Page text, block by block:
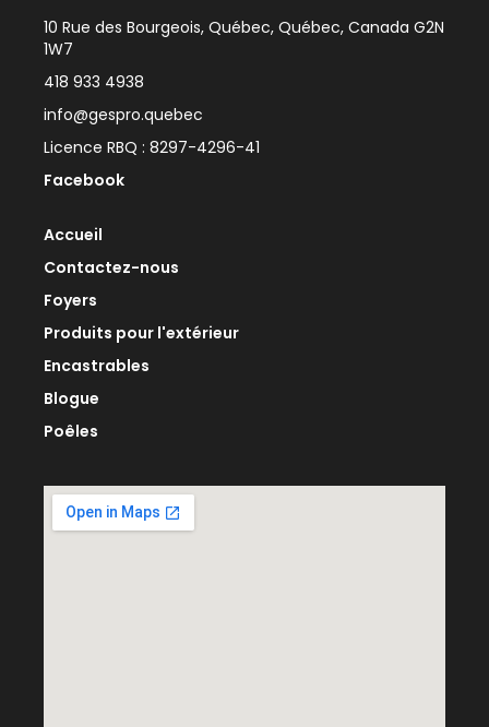
10 Rue des Bourgeois, Québec, Québec, Canada G2N
1W7
418 933 4938
info@gespro.quebec
Licence RBQ : 8297-4296-41
Facebook
Accueil
Contactez-nous
Foyers
Produits pour l'extérieur
Encastrables
Blogue
Poêles